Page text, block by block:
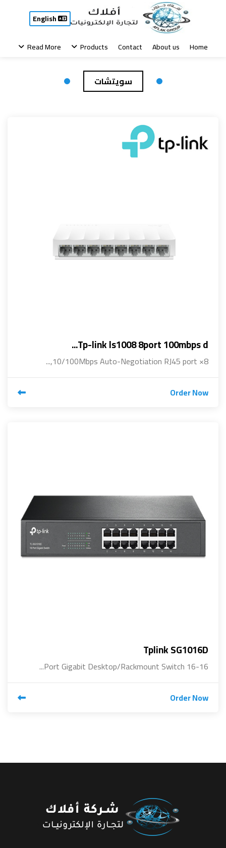
Home
About us
Contact
Products
Read More
سويتشات
Tp-link ls1008 8port 100mbps d...
8× 10/100Mbps Auto-Negotiation RJ45 port,...
Order Now
Tplink SG1016D
16-Port Gigabit Desktop/Rackmount Switch 16...
Order Now